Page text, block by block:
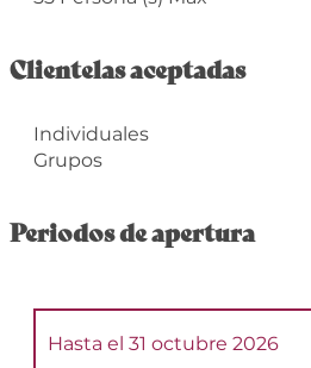
Clientelas aceptadas
Individuales
Grupos
Periodos de apertura
Hasta el 31 octubre 2026